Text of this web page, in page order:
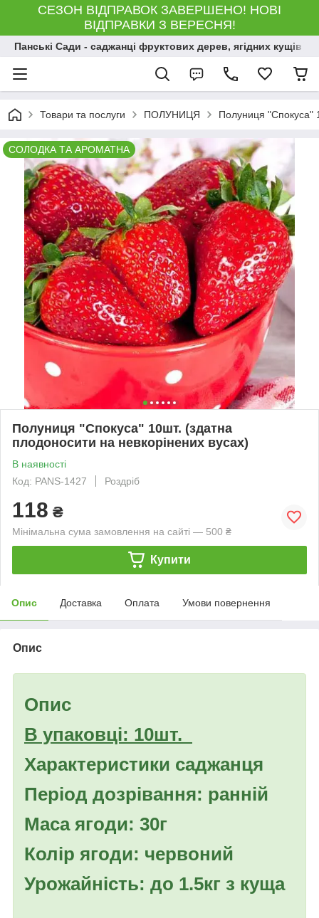
СЕЗОН ВІДПРАВОК ЗАВЕРШЕНО! НОВІ
ВІДПРАВКИ З ВЕРЕСНЯ!
Панські Сади - саджанці фруктових дерев, ягідних кущів і
Товари та послуги ПОЛУНИЦЯ Полуниця "Спокуса"
СОЛОДКА ТА АРОМАТНА
Полуниця "Спокуса" 10шт. (здатна
плодоносити на невкорінених вусах)
В наявності
Код: PANS-1427
Роздріб
118 ₴
Мінімальна сума замовлення на сайті — 500 ₴
Купити
Опис Доставка Оплата Умови повернення
Опис
Опис
В упаковці: 10шт.
Характеристики саджанця
Період дозрівання: ранній
Маса ягоди: 30г
Колір ягоди: червоний
Урожайність: до 1.5кг з куща